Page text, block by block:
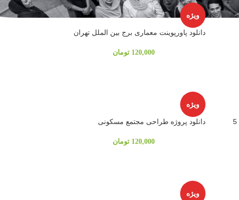
ویژه
دانلود پاورپوینت معماری برج بين الملل تهران
120,000 تومان
ویژه
دانلود پروژه طراحی مجتمع مسکونی
120,000 تومان
ویژه